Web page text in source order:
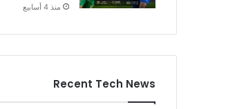
منذ 4 أسابيع
Recent Tech News